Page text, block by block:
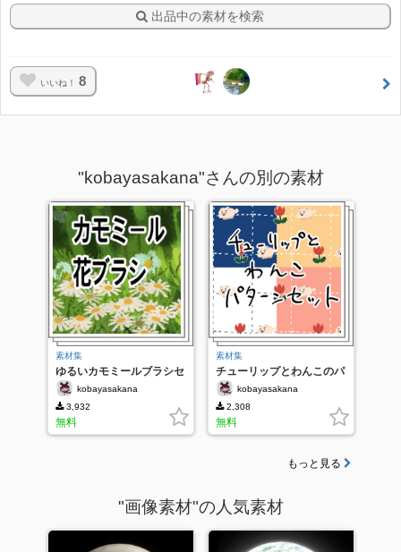
出品中の素材を検索
いいね！ 8
"kobayasakana"さんの別の素材
素材集
ゆるいカモミールブラシセ
ット kobayasakana
3,932
無料
素材集
チューリップとわんこのパ
ターンセット
kobayasakana
2,308
無料
もっと見る
"画像素材"の人気素材